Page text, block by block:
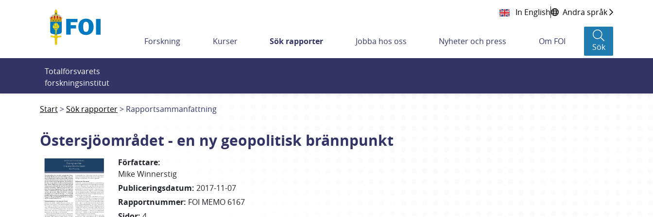
In English Andra språk
Forskning Kurser Sök rapporter Jobba hos oss Nyheter och press Om FOI
Sök
Totalförsvarets
forskningsinstitut
Start Sök rapporter Rapportsammanfattning
Östersjöområdet - en ny geopolitisk brännpunkt
Författare:
MikeWinnerstig
Publiceringsdatum: 2017-11-07
Rapportnummer: FOI MEMO 6167